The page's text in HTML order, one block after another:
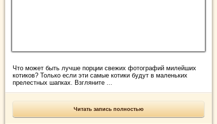
Что может быть лучше порции свежих фотографий милейших
котиков? Только если эти самые котики будут в маленьких
прелестных шапках. Взгляните ...
Читать запись полностью